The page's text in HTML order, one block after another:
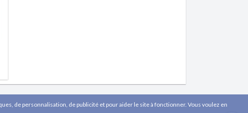
de personnalisation, de publicité et pour aider le site à fonctionner. Vous voulez en